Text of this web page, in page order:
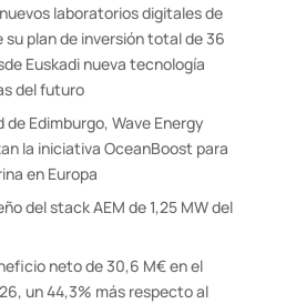
laboratorios digitales de
su plan de inversión total de 36
Euskadi nueva tecnología
del futuro
Edimburgo, Wave Energy
la iniciativa OceanBoost para
en Europa
del stack AEM de 1,25 MW del
neto de 30,6 M€ en el
un 44,3% más respecto al